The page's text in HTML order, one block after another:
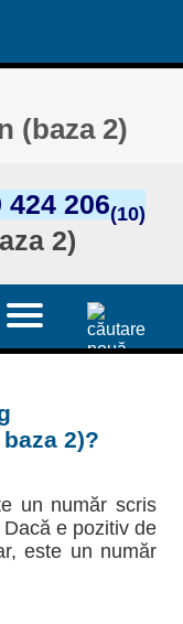
(baza 2)
424 206(10)
2)
2)?
un număr scris
e pozitiv de
este un număr